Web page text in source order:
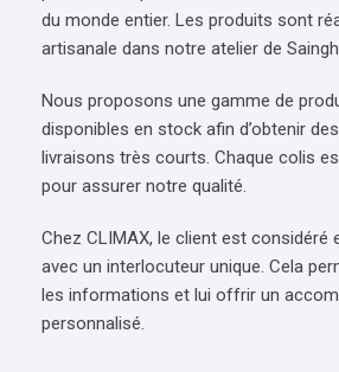
du monde entier. Les produits sont
artisanale dans notre atelier de
Nous proposons une gamme de
disponibles en stock afin d’obtenir
livraisons très courts. Chaque colis
pour assurer notre qualité.
Chez CLIMAX, le client est considéré
avec un interlocuteur unique. Cela
les informations et lui offrir un
personnalisé.